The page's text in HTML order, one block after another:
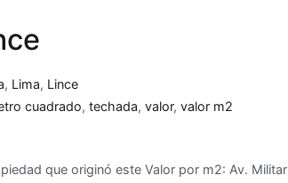
, Lima, Lince
cuadrado, techada, valor, valor m2
que originó este Valor por m2: Av. Militar